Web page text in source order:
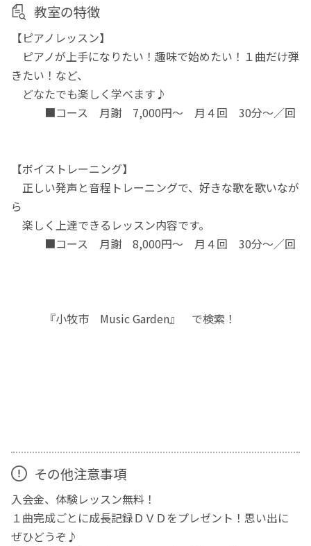
教室の特徴
【ピアノレッスン】
ピアノが上手になりたい！趣味で始めたい！１曲だけ弾
きたい！など、
どなたでも楽しく学べます♪
■コース 月謝 7,000円～ 月４回 30分～／回
【ボイストレーニング】
正しい発声と音程トレーニングで、好きな歌を歌いなが
ら
楽しく上達できるレッスン内容です。
■コース 月謝 8,000円～ 月４回 30分～／回
『小牧市 Music Garden』 で検索！
その他注意事項
入会金、体験レッスン無料！
１曲完成ごとに成長記録ＤＶＤをプレゼント！思い出に
ぜひどうぞ♪